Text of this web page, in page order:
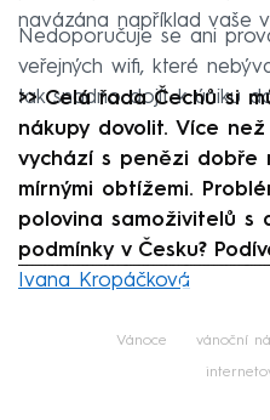
navázána například vaše
Nedoporučuje se ani
veřejných wifi, které
tak snadno dojít k úniku
>> Celá řada Čechů si
nákupy dovolit. Více
vychází s penězi dobře
mírnými obtížemi.
polovina samoživitelů s
podmínky v Česku?
Failed
Ivana Kropáčková
Vánoce vánoční